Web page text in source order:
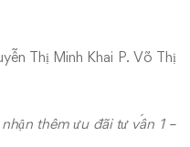
Thị Minh Khai P. Võ Thị
thêm ưu đãi tư vấn 1 –